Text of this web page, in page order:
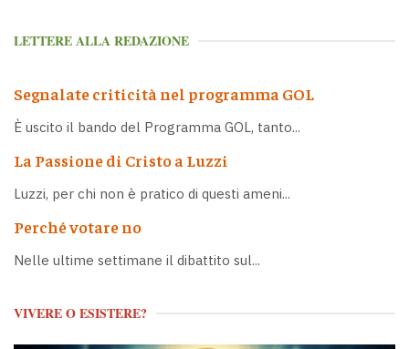
LETTERE ALLA REDAZIONE
Segnalate criticità nel programma GOL
È uscito il bando del Programma GOL, tanto...
La Passione di Cristo a Luzzi
Luzzi, per chi non è pratico di questi ameni...
Perché votare no
Nelle ultime settimane il dibattito sul...
VIVERE O ESISTERE?